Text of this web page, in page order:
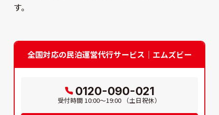
す。
全国対応の民泊運営代行サービス｜エムズビー
0120-090-021
受付時間 10:00～19:00 （土日祝休）